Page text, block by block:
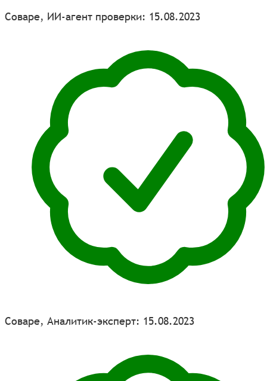
Соваре, ИИ-агент проверки: 15.08.2023
Соваре, Аналитик-эксперт: 15.08.2023